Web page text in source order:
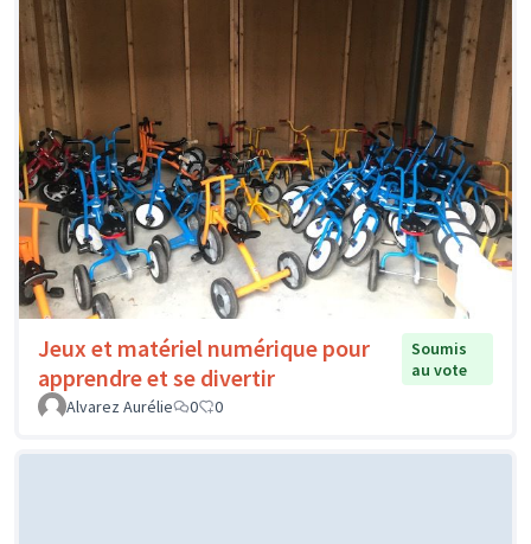
Jeux et matériel numérique pour
apprendre et se divertir
Soumis
au vote
Alvarez Aurélie
0 0